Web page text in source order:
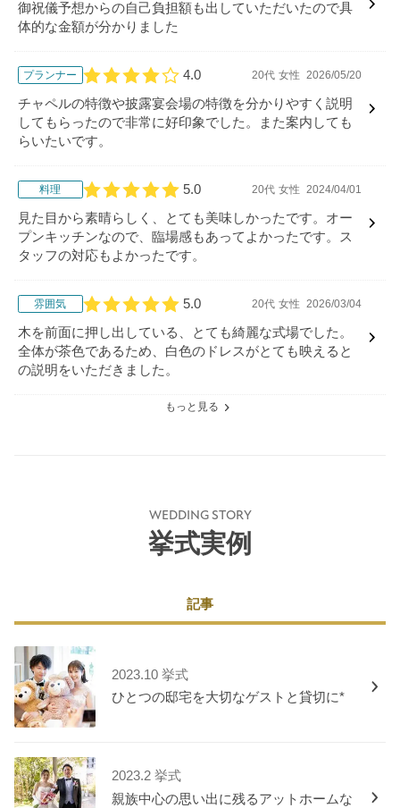
御祝儀予想からの自己負担額も出していただいたので具
体的な金額が分かりました
プランナー
口コミ評価
4.0 20代 女性 2026/05/20
チャペルの特徴や披露宴会場の特徴を分かりやすく説明
してもらったので非常に好印象でした。また案内しても
らいたいです。
料理
口コミ評価
5.0 20代 女性 2024/04/01
見た目から素晴らしく、とても美味しかったです。オー
プンキッチンなので、臨場感もあってよかったです。ス
タッフの対応もよかったです。
雰囲気
口コミ評価
5.0 20代 女性 2026/03/04
木を前面に押し出している、とても綺麗な式場でした。
全体が茶色であるため、白色のドレスがとても映えると
の説明をいただきました。
もっと見る
WEDDING STORY
挙式実例
記事
2023.10 挙式
ひとつの邸宅を大切なゲストと貸切に*
2023.2 挙式
親族中心の思い出に残るアットホームな